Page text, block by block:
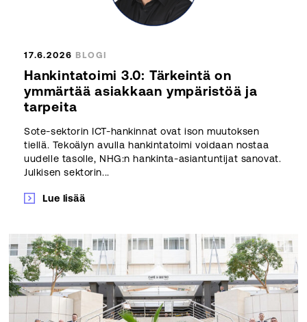
17.6.2026 BLOGI
Hankintatoimi 3.0: Tärkeintä on
ymmärtää asiakkaan ympäristöä ja
tarpeita
Sote-sektorin ICT-hankinnat ovat ison muutoksen
tiellä. Tekoälyn avulla hankintatoimi voidaan nostaa
uudelle tasolle, NHG:n hankinta-asiantuntijat sanovat.
Julkisen sektorin...
Lue lisää